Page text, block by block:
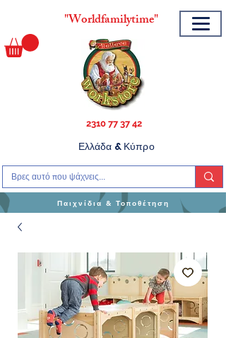
"Worldfamilytime"
2310 77 37 42
Παιχνίδια & Τοποθέτηση
Ελλάδα & Κύπρο